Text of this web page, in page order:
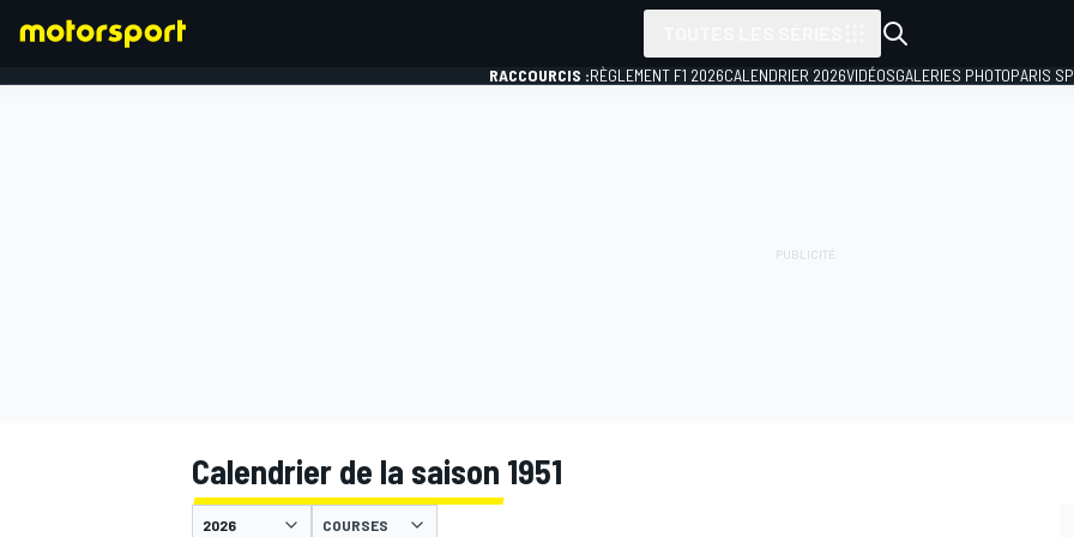
RACCOURCIS :RÈGLEMENT F1 2026CALENDRIER 2026VIDÉOSGALERIES PHOTOPARIS
Calendrier de la saison 1951
COURSES